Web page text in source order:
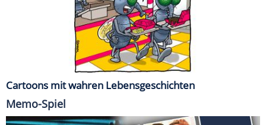
Cartoons mit wahren Lebensgeschichten
Memo-Spiel